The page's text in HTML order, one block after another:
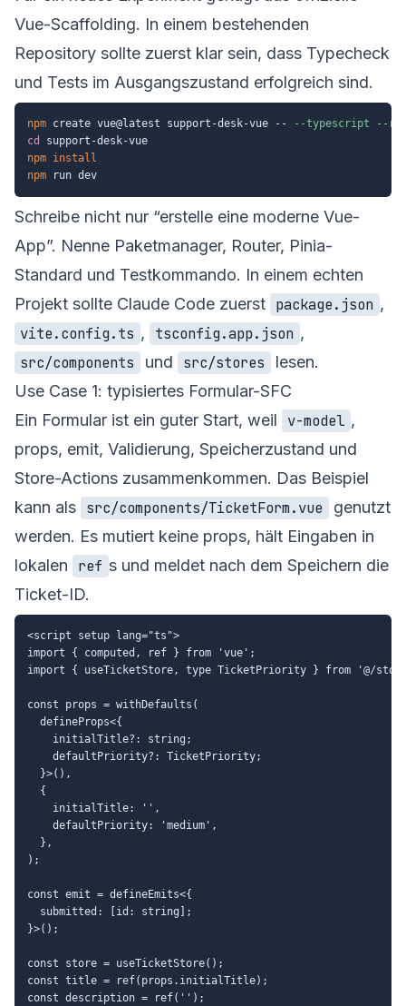
Vue-Scaffolding. In einem bestehenden
Repository sollte zuerst klar sein, dass Typecheck
und Tests im Ausgangszustand erfolgreich sind.
npm create vue@latest support-desk-vue -- --typescript
--
cd
npm install
npm
Schreibe nicht nur “erstelle eine moderne Vue-
App”. Nenne Paketmanager, Router, Pinia-
Standard und Testkommando. In einem echten
Projekt sollte Claude Code zuerst package.json ,
vite.config.ts , tsconfig.app.json ,
src/components
und src/stores
lesen.
Use Case 1: typisiertes Formular-SFC
Ein Formular ist ein guter Start, weil
v-model ,
props, emit, Validierung, Speicherzustand und
Store-Actions zusammenkommen. Das Beispiel
kann als src/components/TicketForm.vue
genutzt
werden. Es mutiert keine props, hält Eingaben in
lokalen
ref s und meldet nach dem Speichern die
Ticket-ID.
<script setup lang="ts">
import { computed, ref } from 'vue';
import { useTicketStore, type TicketPriority } from '@/
const props = withDefaults(
  defineProps<{
    initialTitle?: string;
    defaultPriority?: TicketPriority;
  }>(),
  {
    initialTitle: '',
    defaultPriority: 'medium',
  },
);
const emit = defineEmits<{
  submitted: [id: string];
}>();
const store = useTicketStore();
const title = ref(props.initialTitle);
const description = ref('');